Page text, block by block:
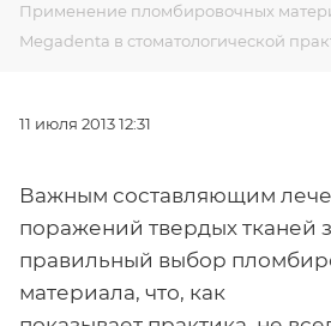
Применение пломбировочных
Megadenta в стоматологической
11 июля 2013 12:31
Важным составляющим
поражений твердых тканей
правильный выбор
материала, что, как